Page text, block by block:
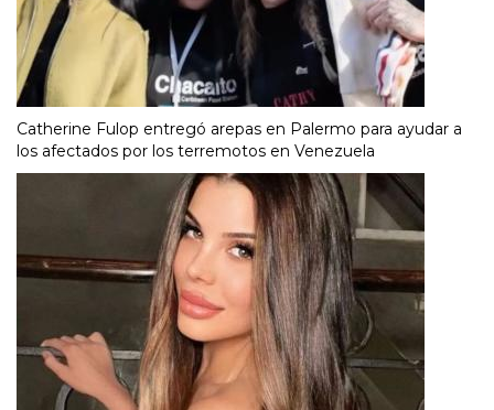
Catherine Fulop entregó arepas en Palermo para ayudar a
los afectados por los terremotos en Venezuela